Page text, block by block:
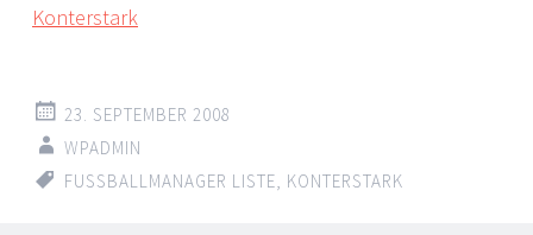
Konterstark
23. SEPTEMBER 2008
WPADMIN
FUSSBALLMANAGER LISTE KONTERSTARK